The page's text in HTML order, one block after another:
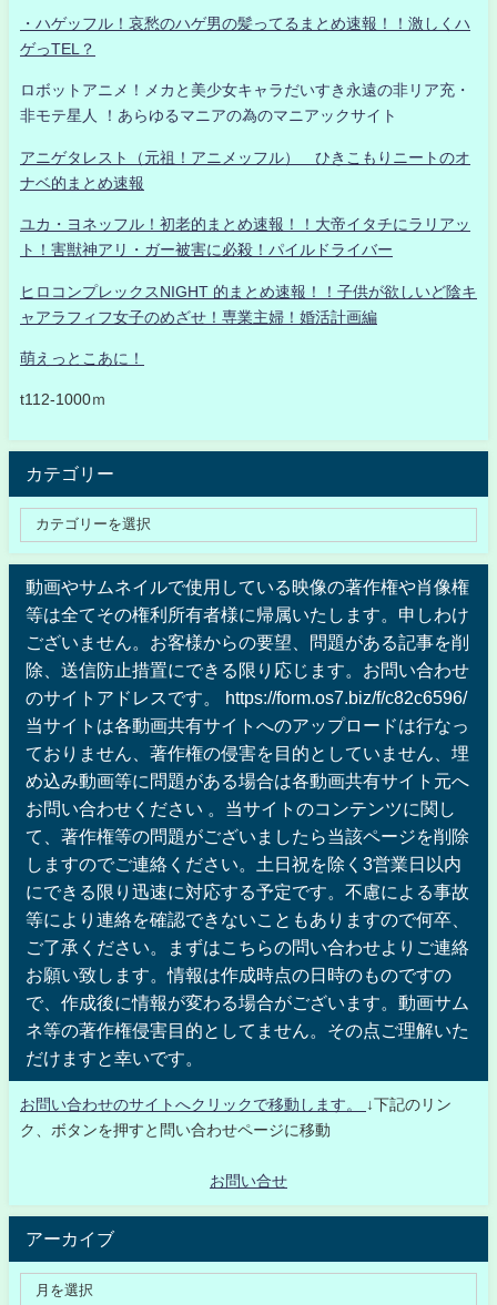
・ハゲッフル！哀愁のハゲ男の髪ってるまとめ速報！！激しくハ
ゲっTEL？
ロボットアニメ！メカと美少女キャラだいすき永遠の非リア充・
非モテ星人 ！あらゆるマニアの為のマニアックサイト
アニゲタレスト（元祖！アニメッフル） ひきこもりニートのオ
ナベ的まとめ速報
ユカ・ヨネッフル！初老的まとめ速報！！大帝イタチにラリアッ
ト！害獣神アリ・ガー被害に必殺！パイルドライバー
ヒロコンプレックスNIGHT 的まとめ速報！！子供が欲しいど陰キ
ャアラフィフ女子のめざせ！専業主婦！婚活計画編
萌えっとこあに！
t112-1000ｍ
カテゴリー
動画やサムネイルで使用している映像の著作権や肖像権
等は全てその権利所有者様に帰属いたします。申しわけ
ございません。お客様からの要望、問題がある記事を削
除、送信防止措置にできる限り応じます。お問い合わせ
のサイトアドレスです。 https://form.os7.biz/f/c82c6596/
当サイトは各動画共有サイトへのアップロードは行なっ
ておりません、著作権の侵害を目的としていません、埋
め込み動画等に問題がある場合は各動画共有サイト元へ
お問い合わせください 。当サイトのコンテンツに関し
て、著作権等の問題がございましたら当該ページを削除
しますのでご連絡ください。土日祝を除く3営業日以内
にできる限り迅速に対応する予定です。不慮による事故
等により連絡を確認できないこともありますので何卒、
ご了承ください。まずはこちらの問い合わせよりご連絡
お願い致します。情報は作成時点の日時のものですの
で、作成後に情報が変わる場合がございます。動画サム
ネ等の著作権侵害目的としてません。その点ご理解いた
だけますと幸いです。
お問い合わせのサイトへクリックで移動します。
↓下記のリン
ク、ボタンを押すと問い合わせページに移動
お問い合せ
アーカイブ